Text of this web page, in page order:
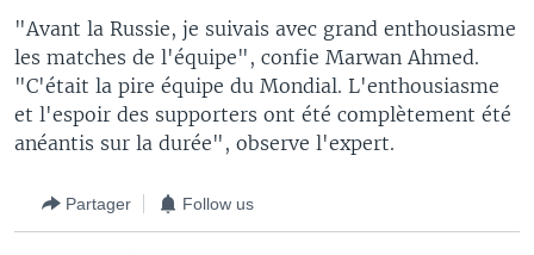
"Avant la Russie, je suivais avec grand enthousiasme
les matches de l'équipe", confie Marwan Ahmed.
"C'était la pire équipe du Mondial. L'enthousiasme
et l'espoir des supporters ont été complètement été
anéantis sur la durée", observe l'expert.
Partager Follow us